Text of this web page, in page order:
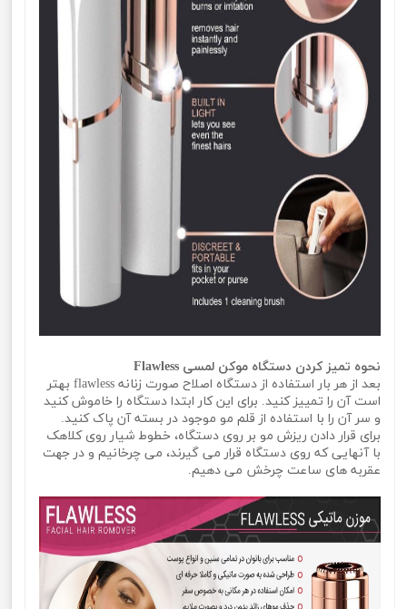
نحوه تمیز کردن دستگاه موکن لمسی Flawless
بعد از هر بار استفاده از دستگاه اصلاح صورت زنانه flawless بهتر
است آن را تمییز کنید. برای این کار ابتدا دستگاه را خاموش کنید
و سر آن را با استفاده از قلم مو موجود در بسته آن پاک کنید.
برای قرار دادن ریزش مو بر روی دستگاه، خطوط شیار روی کلاهک
با آنهایی که روی دستگاه قرار می گیرند، می چرخانیم و در جهت
عقربه های ساعت چرخش می دهیم.